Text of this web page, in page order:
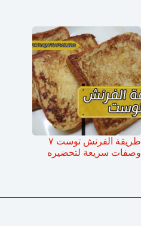
طريقة الفرنش توست ٧
وصفات سريعة لتحضيره